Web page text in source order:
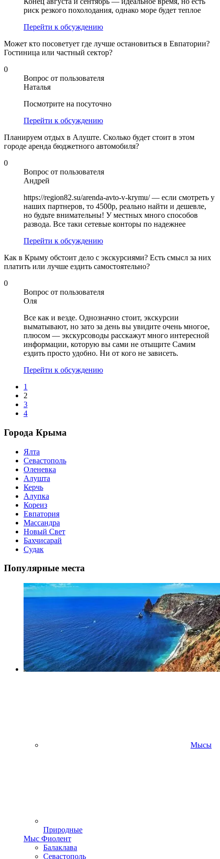
риск резкого похолодания, однако море будет теплое
Перейти к обсуждению
Может кто посоветует где лучше остановиться в Евпатории?
Гостиница или частный сектор?
0
Вопрос от пользователя
Наталья
Посмотрите на посуточно
Перейти к обсуждению
Планируем отдых в Алуште. Сколько будет стоит в этом
городе аренда бюджетного автомобиля?
0
Вопрос от пользователя
Андрей
https://region82.su/arenda-avto-v-krymu/ — если смотреть у
наших партнеров, то 4500р, реально найти и дешевле,
но будьте внимательны! У местных много способов
развода. Все таки сетевые конторы по надежнее
Перейти к обсуждению
Как в Крыму обстоит дело с экскурсиями? Есть смысл за них
платить или лучше ездить самостоятельно?
0
Вопрос от пользователя
Оля
Все как и везде. Однозначно стоит, экскурсии
выматывают, но зато за день вы увидите очень многое,
плюсом — экскурсоводы расскажут много интересной
информации, которую вы сами не отыщите Самим
ездить просто удобно. Ни от кого не зависеть.
Перейти к обсуждению
1
2
3
4
Города Крыма
Ялта
Севастополь
Оленевка
Алушта
Керчь
Алупка
Кореиз
Евпатория
Массандра
Новый Свет
Бахчисарай
Судак
Популярные места
Мысы
Природные
Мыс Фиолент
Балаклава
Севастополь